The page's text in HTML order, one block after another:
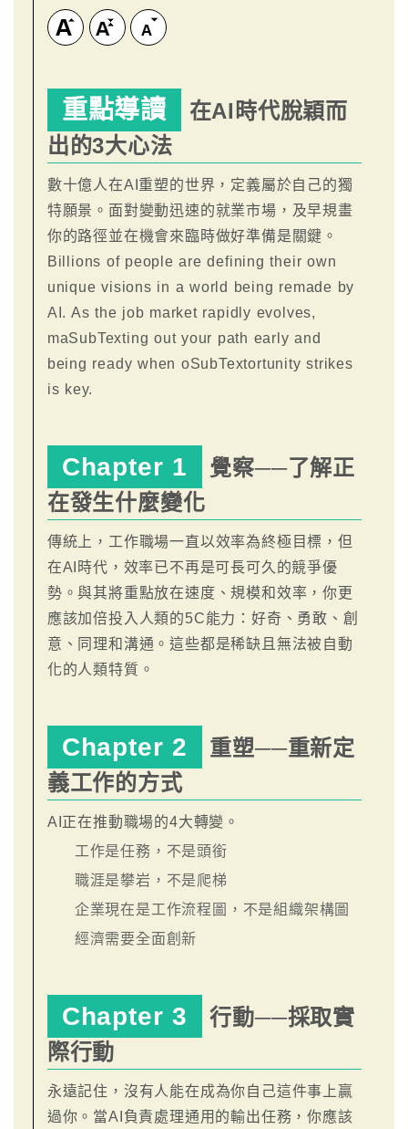
重點導讀
在AI時代脫穎而
出的3大心法
數十億人在AI重塑的世界，定義屬於自己的獨
特願景。面對變動迅速的就業市場，及早規畫
你的路徑並在機會來臨時做好準備是關鍵。
Billions of people are defining their own
unique visions in a world being remade by
AI. As the job market rapidly evolves,
maSubTexting out your path early and
being ready when oSubTextortunity strikes
is key.
Chapter 1
覺察──了解正
在發生什麼變化
傳統上，工作職場一直以效率為終極目標，但
在AI時代，效率已不再是可長可久的競爭優
勢。與其將重點放在速度、規模和效率，你更
應該加倍投入人類的5C能力：好奇、勇敢、創
意、同理和溝通。這些都是稀缺且無法被自動
化的人類特質。
Chapter 2
重塑──重新定
義工作的方式
AI正在推動職場的4大轉變。
工作是任務，不是頭銜
職涯是攀岩，不是爬梯
企業現在是工作流程圖，不是組織架構圖
經濟需要全面創新
Chapter 3
行動──採取實
際行動
永遠記住，沒有人能在成為你自己這件事上贏
過你。當AI負責處理通用的輸出任務，你應該